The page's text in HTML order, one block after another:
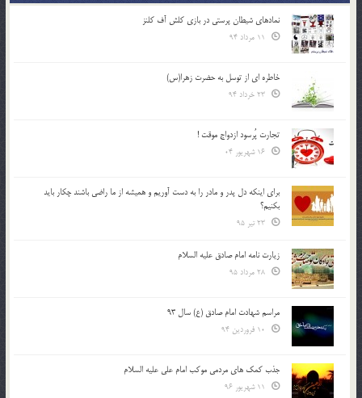
نمادهای شیطان پرستی در بازی کلش آف کلنز
خاطره ای از توسل به حضرت زهرا(س)
تجارت پُرسود ازدواج موقت !
براي اينكه دل پدر و مادر را به دست آوريم و هميشه از ما راضي باشند چكار بايد
بكنيم؟
زیارت نامه امام صادق علیه السلام
مراسم شهادت امام صادق (ع) سال 93
جذب کمک های مردمی موکب امام علی علیه السلام